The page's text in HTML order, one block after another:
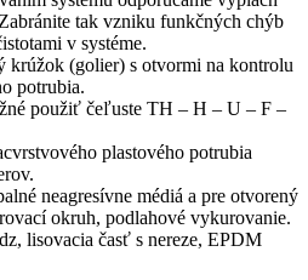
tak vzniku funkčných chýb
v systéme.
krúžok (golier) s otvormi na kontrolu
potrubia.
použiť čeľuste TH – H – U – F –
plastového potrubia
neagresívne médiá a pre otvorený
okruh, podlahové vykurovanie.
lisovacia časť s nereze, EPDM